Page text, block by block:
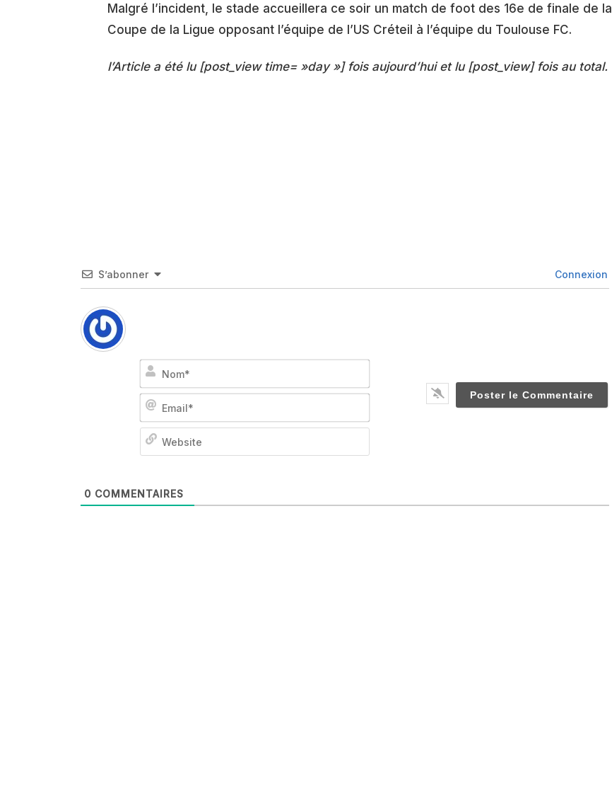
Malgré l’incident, le stade accueillera ce soir un match de foot des 16e de finale de la
Coupe de la Ligue opposant l’équipe de l’US Créteil à l’équipe du Toulouse FC.
l’Article a été lu [post_view time= »day »] fois aujourd’hui et lu [post_view] fois au total.
S’abonner Connexion
Nom*
Email*
Website
0 COMMENTAIRES